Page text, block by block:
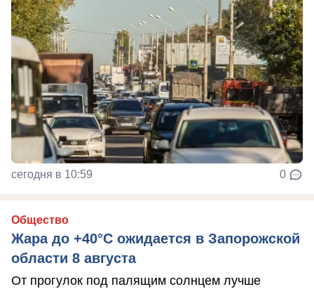
сегодня в 10:59 0
Общество
Жара до +40°С ожидается в Запорожской
области 8 августа
От прогулок под палящим солнцем лучше